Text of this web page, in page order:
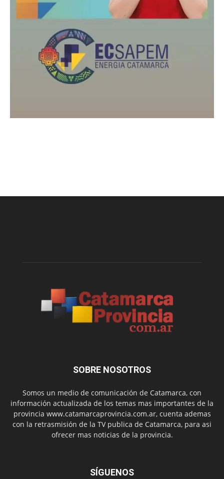
SOBRE NOSOTROS
Somos un medio de comunicación de Catamarca, con
información actualizada de los temas mas importantes de la
provincia www.catamarcaprovincia.com.ar, cuenta ademas
con la retrasmisión de la TV publica de Catamarca, para asi
ofrecer mas noticias de la provincia.
SÍGUENOS